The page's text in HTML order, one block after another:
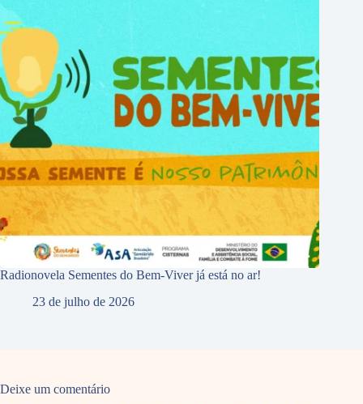
Radionovela Sementes do Bem-Viver já está no ar!
23 de julho de 2026
Deixe um comentário